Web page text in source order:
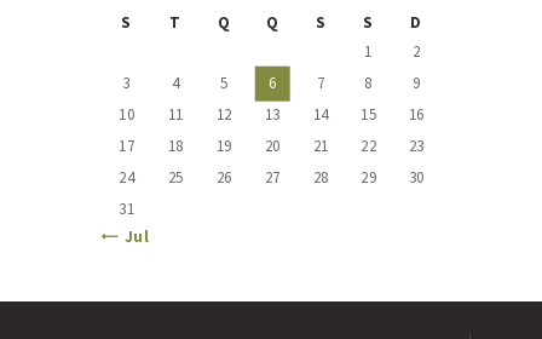
S T Q Q S S
D
1
2
3
4 5 6 7 8
9
10
11 12 13 14 15
16
17
18 19 20 21 22
23
24
25 26 27 28 29
30
31
« Jul